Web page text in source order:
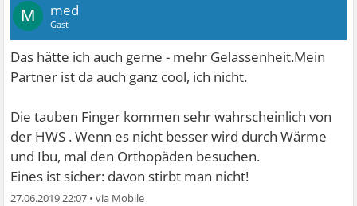
M med
Gast
Das hätte ich auch gerne - mehr Gelassenheit.Mein
Partner ist da auch ganz cool, ich nicht.
Die tauben Finger kommen sehr wahrscheinlich von
der HWS . Wenn es nicht besser wird durch Wärme
und Ibu, mal den Orthopäden besuchen.
Eines ist sicher: davon stirbt man nicht!
27.06.2019 22:07 •